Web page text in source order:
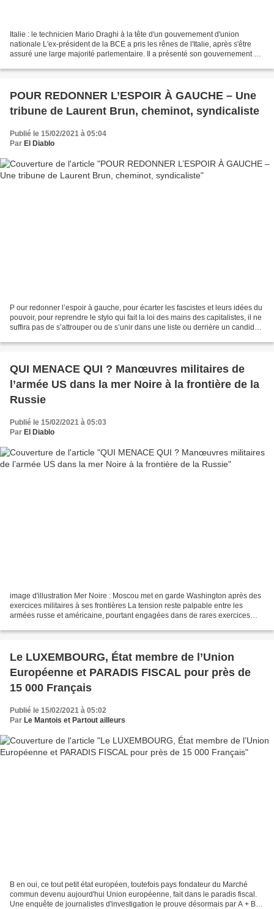
Italie : le technicien Mario Draghi à la tête d'un gouvernement d'union
nationale L'ex-président de la BCE a pris les rênes de l'Italie, après s'être
assuré une large majorité parlementaire. Il a présenté son gouvernement qui
POUR REDONNER L’ESPOIR À GAUCHE – Une
tribune de Laurent Brun, cheminot, syndicaliste
Publié le 15/02/2021 à 05:04
Par El Diablo
P our redonner l’espoir à gauche, pour écarter les fascistes et leurs idées du
pouvoir, pour reprendre le stylo qui fait la loi des mains des capitalistes, il ne
suffira pas de s’attrouper ou de s’unir dans une liste ou derrière un candidat.
QUI MENACE QUI ? Manœuvres militaires de
l’armée US dans la mer Noire à la frontière de la
Russie
Publié le 15/02/2021 à 05:03
Par El Diablo
image d'illustration Mer Noire : Moscou met en garde Washington après des
exercices militaires à ses frontières La tension reste palpable entre les
armées russe et américaine, pourtant engagées dans de rares exercices
Le LUXEMBOURG, État membre de l’Union
Européenne et PARADIS FISCAL pour près de
15 000 Français
Publié le 15/02/2021 à 05:02
Par Le Mantois et Partout ailleurs
B en oui, ce tout petit état européen, toutefois pays fondateur du Marché
commun devenu aujourd'hui Union européenne, fait dans le paradis fiscal.
Une enquête de journalistes d'investigation le prouve désormais par A + B.